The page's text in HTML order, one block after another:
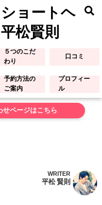
ョートヘ
松賢則
５つのこだ
わり
口コミ
予約方法の
ご案内
プロフィー
ル
ページはこちら
WRITER
平松 賢則